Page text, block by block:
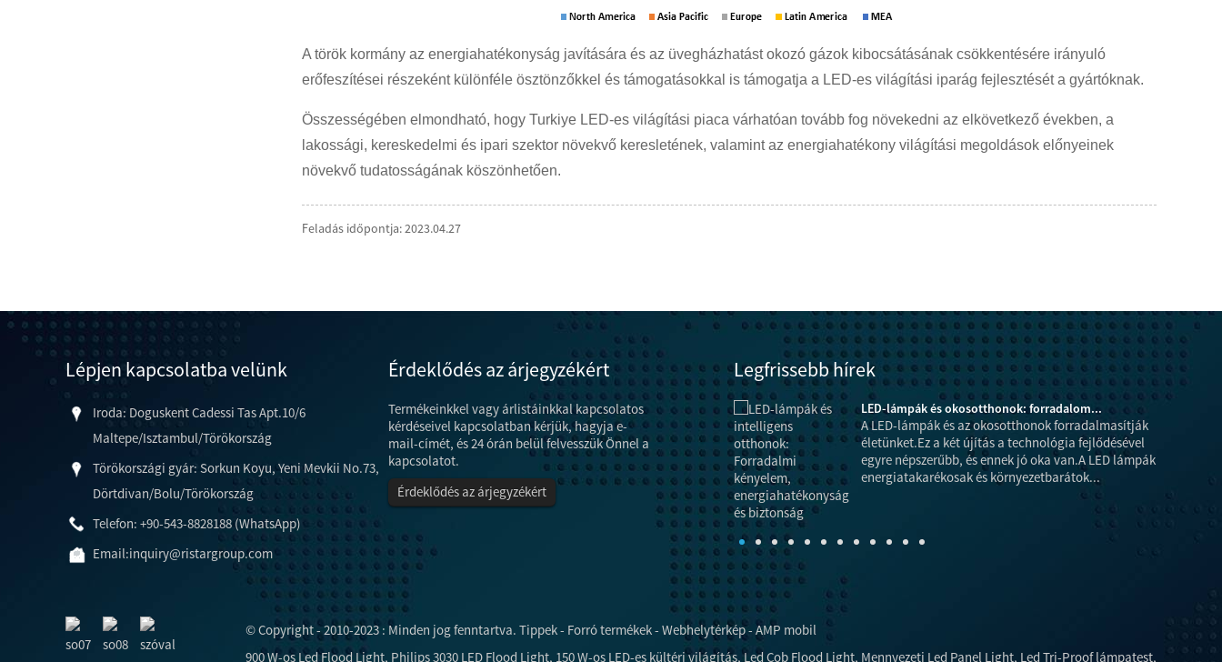
A török ​​kormány az energiahatékonyság javítására és az üvegházhatást okozó gázok kibocsátásának csökkentésére irányuló
erőfeszítései részeként különféle ösztönzőkkel és támogatásokkal is támogatja a LED-es világítási iparág fejlesztését a gyártóknak.
Összességében elmondható, hogy Turkiye LED-es világítási piaca várhatóan tovább fog növekedni az elkövetkező években, a
lakossági, kereskedelmi és ipari szektor növekvő keresletének, valamint az energiahatékony világítási megoldások előnyeinek
növekvő tudatosságának köszönhetően.
Feladás időpontja: 2023.04.27
Lépjen kapcsolatba velünk
Iroda: Doguskent Cadessi Tas Apt.10/6
Maltepe/Isztambul/Törökország
Törökországi gyár: Sorkun Koyu, Yeni Mevkii No.73,
Dörtdivan/Bolu/Törökország
Telefon: +90-543-8828188 (WhatsApp)
Email:inquiry@ristargroup.com
Érdeklődés az árjegyzékért
Termékeinkkel vagy árlistáinkkal kapcsolatos
kérdéseivel kapcsolatban kérjük, hagyja e-
mail-címét, és 24 órán belül felvesszük Önnel a
kapcsolatot.
Érdeklődés az árjegyzékért
Legfrissebb hírek
Energiatakarékos technikák és módszerek a ...
A „lámpának” nemcsak világítási, hanem
dekorációs, szépítő funkciója is van.Elégtelen
teljesítmény esetén azonban javítani kell a világítás
hatékonyságán és a világítás...
LED-lámpák és okosotthonok: forradalom...
A LED-lámpák és az okosotthonok forradalmasítják
életünket.Ez a két újítás a technológia fejlődésével
egyre népszerűbb, és ennek jó oka van.A LED lámpák
energiatakarékosak és környezetbarátok...
© Copyright - 2010-2023 : Minden jog fenntartva. Tippek- Forró termékek- Webhelytérkép- AMP mobil
900 W-os Led Flood Light, Philips 3030 LED Flood Light, 150 W-os LED-es kültéri világítás,Led Cob Flood Light, Mennyezeti Led Panel Light, Led Tri-Proof lámpatest,